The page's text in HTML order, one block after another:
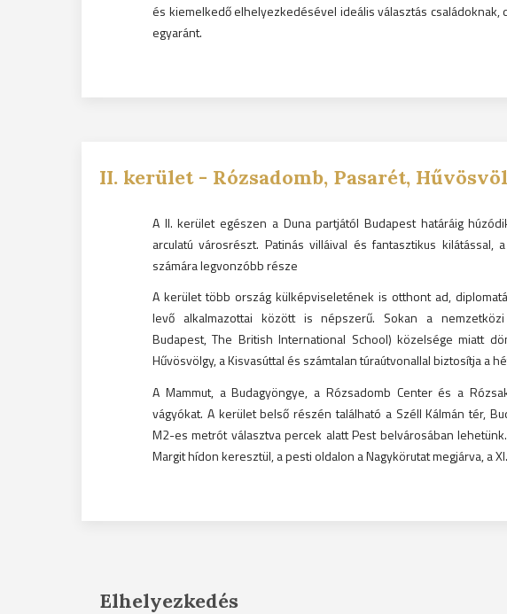
és kiemelkedő elhelyezkedésével ideális választás
egyaránt.
II. kerület - Rózsadomb, Pasarét,
A II. kerület egészen a Duna partjától Budapest határáig
arculatú városrészt. Patinás villáival és fantasztikus
számára legvonzóbb része
A kerület több ország külképviseletének is otthont ad,
levő alkalmazottai között is népszerű. Sokan a
Budapest, The British International School) közelsége miatt
Hűvösvölgy, a Kisvasúttal és számtalan túraútvonallal biztosítja a
A Mammut, a Budagyöngye, a Rózsadomb Center és a
vágyókat. A kerület belső részén található a Széll Kálmán tér,
M2-es metrót választva percek alatt Pest belvárosában
Margit hídon keresztül, a pesti oldalon a Nagykörutat megjárva, a
Elhelyezkedés